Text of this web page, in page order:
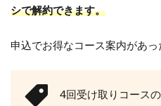
シで解約できます。
申込でお得なコース案内があっ
4回受け取りコース